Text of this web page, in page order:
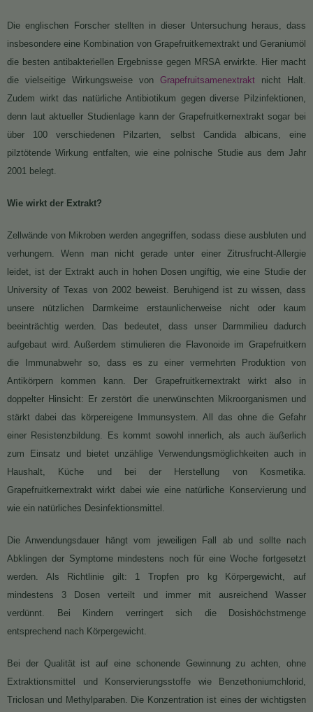
Die englischen Forscher stellten in dieser Untersuchung heraus, dass
insbesondere eine Kombination von Grapefruitkernextrakt und Geraniumöl
die besten antibakteriellen Ergebnisse gegen MRSA erwirkte. Hier macht
die vielseitige Wirkungsweise von Grapefruitsamenextrakt nicht Halt.
Zudem wirkt das natürliche Antibiotikum gegen diverse Pilzinfektionen,
denn laut aktueller Studienlage kann der Grapefruitkernextrakt sogar bei
über 100 verschiedenen Pilzarten, selbst Candida albicans, eine
pilztötende Wirkung entfalten, wie eine polnische Studie aus dem Jahr
2001 belegt.
Wie wirkt der Extrakt?
Zellwände von Mikroben werden angegriffen, sodass diese ausbluten und
verhungern. Wenn man nicht gerade unter einer Zitrusfrucht-Allergie
leidet, ist der Extrakt auch in hohen Dosen ungiftig, wie eine Studie der
University of Texas von 2002 beweist. Beruhigend ist zu wissen, dass
unsere nützlichen Darmkeime erstaunlicherweise nicht oder kaum
beeinträchtig werden. Das bedeutet, dass unser Darmmilieu dadurch
aufgebaut wird. Außerdem stimulieren die Flavonoide im Grapefruitkern
die Immunabwehr so, dass es zu einer vermehrten Produktion von
Antikörpern kommen kann. Der Grapefruitkernextrakt wirkt also in
doppelter Hinsicht: Er zerstört die unerwünschten Mikroorganismen und
stärkt dabei das körpereigene Immunsystem. All das ohne die Gefahr
einer Resistenzbildung. Es kommt sowohl innerlich, als auch äußerlich
zum Einsatz und bietet unzählige Verwendungsmöglichkeiten auch in
Haushalt, Küche und bei der Herstellung von Kosmetika.
Grapefruitkernextrakt wirkt dabei wie eine natürliche Konservierung und
wie ein natürliches Desinfektionsmittel.
Die Anwendungsdauer hängt vom jeweiligen Fall ab und sollte nach
Abklingen der Symptome mindestens noch für eine Woche fortgesetzt
werden. Als Richtlinie gilt: 1 Tropfen pro kg Körpergewicht, auf
mindestens 3 Dosen verteilt und immer mit ausreichend Wasser
verdünnt. Bei Kindern verringert sich die Dosishöchstmenge
entsprechend nach Körpergewicht.
Bei der Qualität ist auf eine schonende Gewinnung zu achten, ohne
Extraktionsmittel und Konservierungsstoffe wie Benzethoniumchlorid,
Triclosan und Methylparaben. Die Konzentration ist eines der wichtigsten